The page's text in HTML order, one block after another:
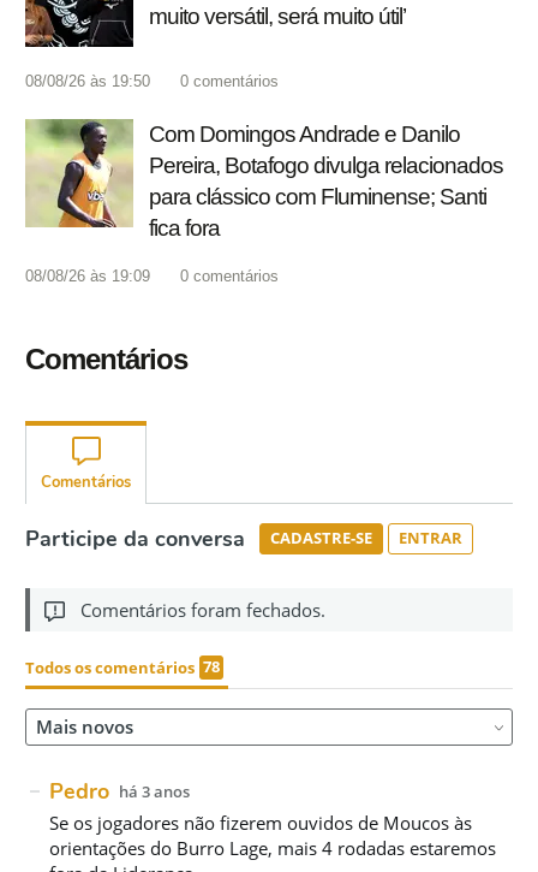
muito versátil, será muito útil’
08/08/26 às 19:50 0 comentários
Com Domingos Andrade e Danilo
Pereira, Botafogo divulga relacionados
para clássico com Fluminense; Santi
fica fora
08/08/26 às 19:09 0 comentários
Comentários